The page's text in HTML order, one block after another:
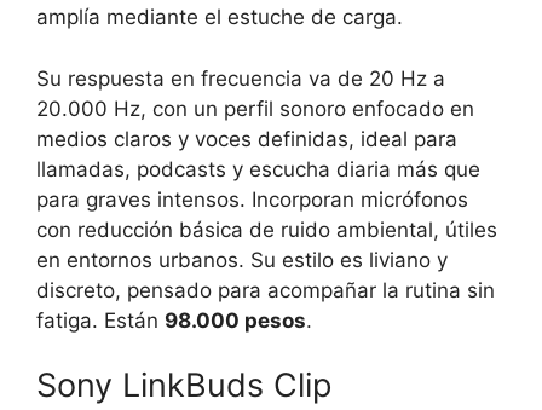
amplía mediante el estuche de carga.
Su respuesta en frecuencia va de 20 Hz a
20.000 Hz, con un perfil sonoro enfocado en
medios claros y voces definidas, ideal para
llamadas, podcasts y escucha diaria más que
para graves intensos. Incorporan micrófonos
con reducción básica de ruido ambiental, útiles
en entornos urbanos. Su estilo es liviano y
discreto, pensado para acompañar la rutina sin
fatiga. Están 98.000 pesos.
Sony LinkBuds Clip